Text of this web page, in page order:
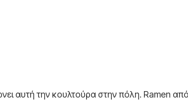
αυτή την κουλτούρα στην πόλη. Ramen